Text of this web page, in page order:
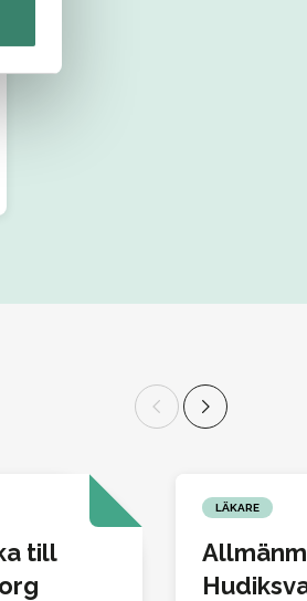
till
LÄKARE